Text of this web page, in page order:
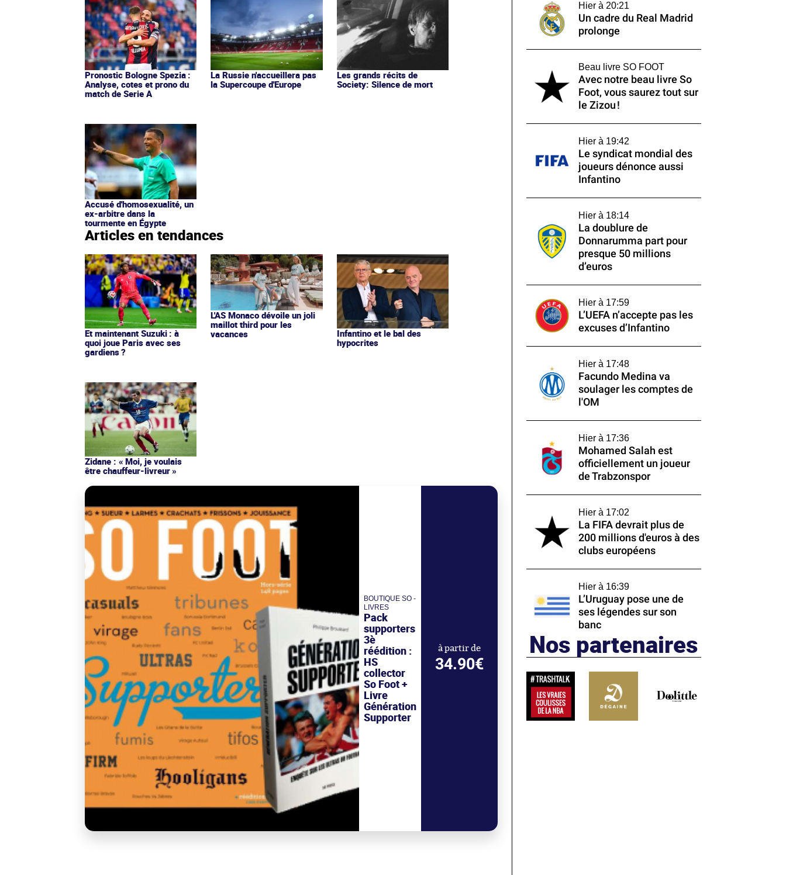
Pronostic Bologne Spezia :
Analyse, cotes et prono du
match de Serie A
La Russie n'accueillera pas
la Supercoupe d'Europe
Les grands récits de
Society: Silence de mort
Accusé d'homosexualité, un
ex-arbitre dans la
tourmente en Égypte
Articles en tendances
Et maintenant Suzuki : à
quoi joue Paris avec ses
gardiens ?
L'AS Monaco dévoile un joli
maillot third pour les
vacances
Infantino et le bal des
hypocrites
Zidane : « Moi, je voulais
être chauffeur-livreur »
BOUTIQUE SO -
LIVRES
Pack
supporters
3è
réédition :
HS
collector
So Foot +
Livre
Génération
Supporter
à partir de
34.90€
Hier à 20:21
Un cadre du Real Madrid
prolonge
Beau livre SO FOOT
Avec notre beau livre So
Foot, vous saurez tout sur
le Zizou !
Hier à 19:42
Le syndicat mondial des
joueurs dénonce aussi
Infantino
Hier à 18:14
La doublure de
Donnarumma part pour
presque 50 millions
d’euros
Hier à 17:59
L’UEFA n’accepte pas les
excuses d’Infantino
Hier à 17:48
Facundo Medina va
soulager les comptes de
l'OM
Hier à 17:36
Mohamed Salah est
officiellement un joueur
de Trabzonspor
Hier à 17:02
La FIFA devrait plus de
200 millions d'euros à des
clubs européens
Hier à 16:39
L’Uruguay pose une de
ses légendes sur son
banc
Nos partenaires